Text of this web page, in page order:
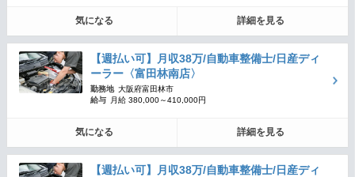
気になる 詳細を見る
【週払い可】月収38万/自動車整備士/日産ディ
ーラー〈富田林南店〉
勤務地 大阪府富田林市
給与
月給 380,000～410,000円
気になる 詳細を見る
【週払い可】月収38万/自動車整備士/日産ディ